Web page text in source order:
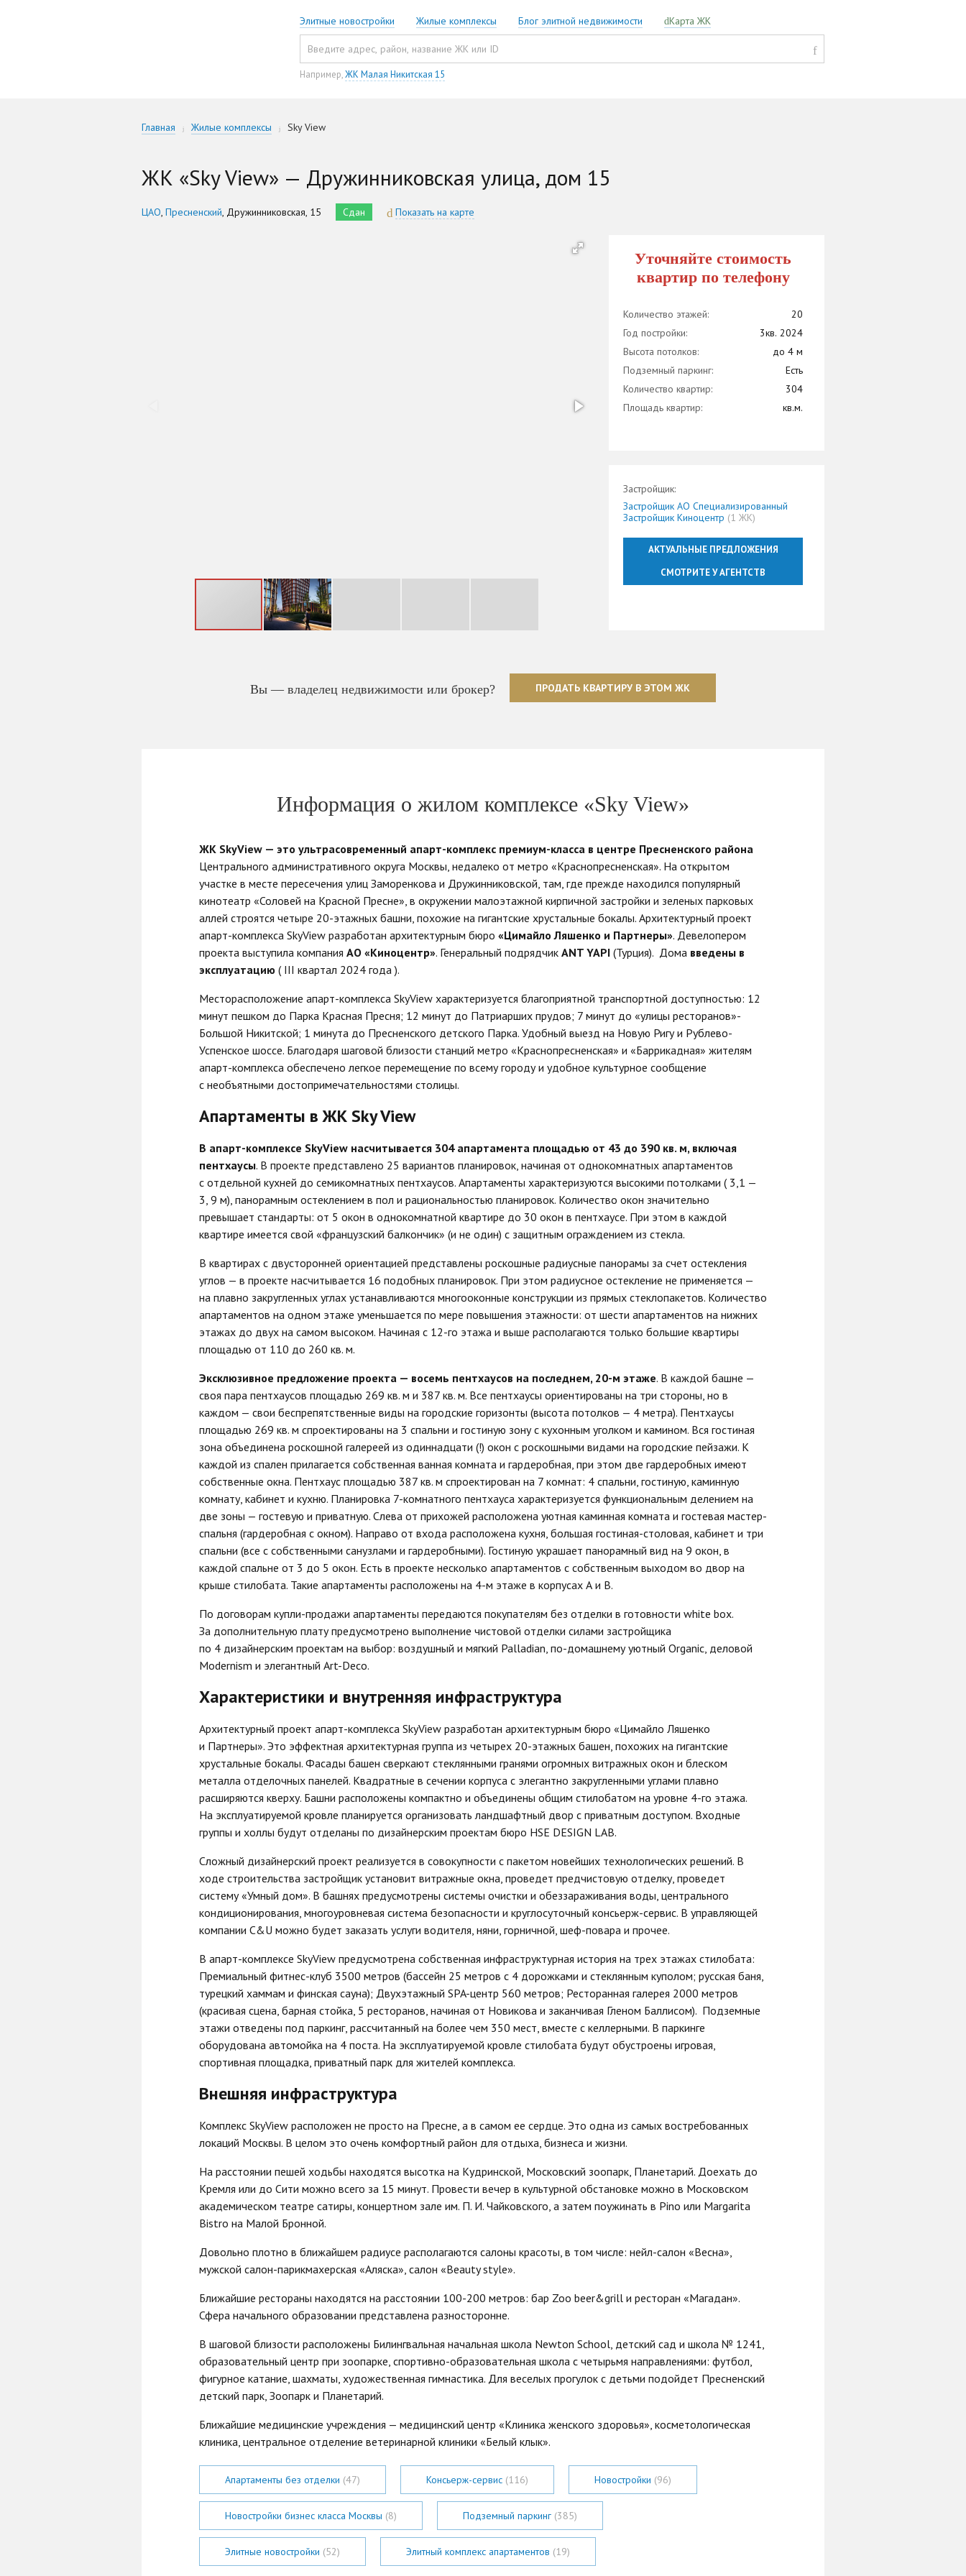
Элитные новостройки Жилые комплексы Блог элитной недвижимости Карта ЖК
Например,ЖК Малая Никитская 15
Главная Жилые комплексы Sky View
ЖК «Sky View» — Дружинниковская улица, дом 15
ЦАО, Пресненский, Дружинниковская, 15 Сдан Показать на карте
Уточняйте стоимость
квартир по телефону
Количество этажей:
20
Год постройки:
3кв. 2024
Высота потолков:
до 4 м
Подземный паркинг:
Есть
Количество квартир:
304
Площадь квартир:
кв.м.
Застройщик:
Застройщик АО Специализированный
Застройщик Киноцентр (1 ЖК)
АКТУАЛЬНЫЕ ПРЕДЛОЖЕНИЯ
СМОТРИТЕ У АГЕНТСТВ
Вы — владелец недвижимости или брокер? ПРОДАТЬ КВАРТИРУ В ЭТОМ ЖК
Информация о жилом комплексе «Sky View»
ЖК SkyView — это ультрасовременный апарт-комплекс премиум-класса в центре Пресненского района
Центрального административного округа Москвы, недалеко от метро «Краснопресненская». На открытом
участке в месте пересечения улиц Заморенкова и Дружинниковской, там, где прежде находился популярный
кинотеатр «Соловей на Красной Пресне», в окружении малоэтажной кирпичной застройки и зеленых парковых
аллей строятся четыре 20-этажных башни, похожие на гигантские хрустальные бокалы. Архитектурный проект
апарт-комплекса SkyView разработан архитектурным бюро «Цимайло Ляшенко и Партнеры». Девелопером
проекта выступила компания АО «Киноцентр». Генеральный подрядчик ANT YAPI (Турция). Дома введены в
эксплуатацию ( III квартал 2024 года ).
Месторасположение апарт-комплекса SkyView характеризуется благоприятной транспортной доступностью: 12
минут пешком до Парка Красная Пресня; 12 минут до Патриарших прудов; 7 минут до «улицы ресторанов»-
Большой Никитской; 1 минута до Пресненского детского Парка. Удобный выезд на Новую Ригу и Рублево-
Успенское шоссе. Благодаря шаговой близости станций метро «Краснопресненская» и «Баррикадная» жителям
апарт-комплекса обеспечено легкое перемещение по всему городу и удобное культурное сообщение
с необъятными достопримечательностями столицы.
Апартаменты в ЖК Sky View
В апарт-комплексе SkyView насчитывается 304 апартамента площадью от 43 до 390 кв. м, включая
пентхаусы. В проекте представлено 25 вариантов планировок, начиная от однокомнатных апартаментов
с отдельной кухней до семикомнатных пентхаусов. Апартаменты характеризуются высокими потолками ( 3,1 —
3, 9 м), панорамным остеклением в пол и рациональностью планировок. Количество окон значительно
превышает стандарты: от 5 окон в однокомнатной квартире до 30 окон в пентхаусе. При этом в каждой
квартире имеется свой «французский балкончик» (и не один) с защитным ограждением из стекла.
В квартирах с двусторонней ориентацией представлены роскошные радиусные панорамы за счет остекления
углов — в проекте насчитывается 16 подобных планировок. При этом радиусное остекление не применяется —
на плавно закругленных углах устанавливаются многооконные конструкции из прямых стеклопакетов. Количество
апартаментов на одном этаже уменьшается по мере повышения этажности: от шести апартаментов на нижних
этажах до двух на самом высоком. Начиная с 12-го этажа и выше располагаются только большие квартиры
площадью от 110 до 260 кв. м.
Эксклюзивное предложение проекта — восемь пентхаусов на последнем, 20-м этаже. В каждой башне —
своя пара пентхаусов площадью 269 кв. м и 387 кв. м. Все пентхаусы ориентированы на три стороны, но в
каждом — свои беспрепятственные виды на городские горизонты (высота потолков — 4 метра). Пентхаусы
площадью 269 кв. м спроектированы на 3 спальни и гостиную зону с кухонным уголком и камином. Вся гостиная
зона объединена роскошной галереей из одиннадцати (!) окон с роскошными видами на городские пейзажи. К
каждой из спален прилагается собственная ванная комната и гардеробная, при этом две гардеробных имеют
собственные окна. Пентхаус площадью 387 кв. м спроектирован на 7 комнат: 4 спальни, гостиную, каминную
комнату, кабинет и кухню. Планировка 7-комнатного пентхауса характеризуется функциональным делением на
две зоны — гостевую и приватную. Слева от прихожей расположена уютная каминная комната и гостевая мастер-
спальня (гардеробная с окном). Направо от входа расположена кухня, большая гостиная-столовая, кабинет и три
спальни (все с собственными санузлами и гардеробными). Гостиную украшает панорамный вид на 9 окон, в
каждой спальне от 3 до 5 окон. Есть в проекте несколько апартаментов с собственным выходом во двор на
крыше стилобата. Такие апартаменты расположены на 4-м этаже в корпусах А и В.
По договорам купли-продажи апартаменты передаются покупателям без отделки в готовности white box.
За дополнительную плату предусмотрено выполнение чистовой отделки силами застройщика
по 4 дизайнерским проектам на выбор: воздушный и мягкий Palladian, по-домашнему уютный Organic, деловой
Modernism и элегантный Art-Deco.
Характеристики и внутренняя инфраструктура
Архитектурный проект апарт-комплекса SkyView разработан архитектурным бюро «Цимайло Ляшенко
и Партнеры». Это эффектная архитектурная группа из четырех 20-этажных башен, похожих на гигантские
хрустальные бокалы. Фасады башен сверкают стеклянными гранями огромных витражных окон и блеском
металла отделочных панелей. Квадратные в сечении корпуса с элегантно закругленными углами плавно
расширяются кверху. Башни расположены компактно и объединены общим стилобатом на уровне 4-го этажа.
На эксплуатируемой кровле планируется организовать ландшафтный двор с приватным доступом. Входные
группы и холлы будут отделаны по дизайнерским проектам бюро HSE DESIGN LAB.
Сложный дизайнерский проект реализуется в совокупности с пакетом новейших технологических решений. В
ходе строительства застройщик установит витражные окна, проведет предчистовую отделку, проведет
систему «Умный дом». В башнях предусмотрены системы очистки и обеззараживания воды, центрального
кондиционирования, многоуровневая система безопасности и круглосуточный консьерж-сервис. В управляющей
компании C&U можно будет заказать услуги водителя, няни, горничной, шеф-повара и прочее.
В апарт-комплексе SkyView предусмотрена собственная инфраструктурная история на трех этажах стилобата:
Премиальный фитнес-клуб 3500 метров (бассейн 25 метров с 4 дорожками и стеклянным куполом; русская баня,
турецкий хаммам и финская сауна); Двухэтажный SPA-центр 560 метров; Ресторанная галерея 2000 метров
(красивая сцена, барная стойка, 5 ресторанов, начиная от Новикова и заканчивая Гленом Баллисом). Подземные
этажи отведены под паркинг, рассчитанный на более чем 350 мест, вместе с келлерными. В паркинге
оборудована автомойка на 4 поста. На эксплуатируемой кровле стилобата будут обустроены игровая,
спортивная площадка, приватный парк для жителей комплекса.
Внешняя инфраструктура
Комплекс SkyView расположен не просто на Пресне, а в самом ее сердце. Это одна из самых востребованных
локаций Москвы. В целом это очень комфортный район для отдыха, бизнеса и жизни.
На расстоянии пешей ходьбы находятся высотка на Кудринской, Московский зоопарк, Планетарий. Доехать до
Кремля или до Сити можно всего за 15 минут. Провести вечер в культурной обстановке можно в Московском
академическом театре сатиры, концертном зале им. П. И. Чайковского, а затем поужинать в Pino или Margarita
Bistro на Малой Бронной.
Довольно плотно в ближайшем радиусе располагаются салоны красоты, в том числе: нейл-салон «Весна»,
мужской салон-парикмахерская «Аляска», салон «Beauty style».
Ближайшие рестораны находятся на расстоянии 100-200 метров: бар Zoo beer&grill и ресторан «Магадан».
Сфера начального образовании представлена разносторонне.
В шаговой близости расположены Билингвальная начальная школа Newton School, детский сад и школа № 1241,
образовательный центр при зоопарке, спортивно-образовательная школа с четырьмя направлениями: футбол,
фигурное катание, шахматы, художественная гимнастика. Для веселых прогулок с детьми подойдет Пресненский
детский парк, Зоопарк и Планетарий.
Ближайшие медицинские учреждения — медицинский центр «Клиника женского здоровья», косметологическая
клиника, центральное отделение ветеринарной клиники «Белый клык».
Апартаменты без отделки (47) Консьерж-сервис (116) Новостройки (96)
Новостройки бизнес класса Москвы (8) Подземный паркинг (385)
Элитные новостройки (52) Элитный комплекс апартаментов (19)